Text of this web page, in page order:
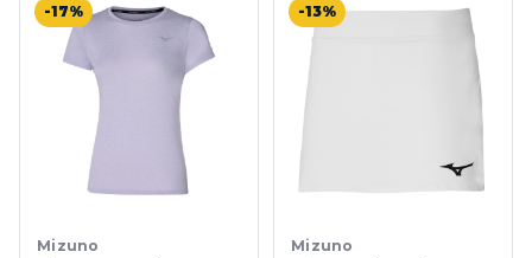
-17%
Mizuno
-13%
Mizuno